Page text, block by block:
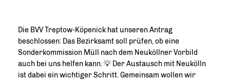
Die BVV Treptow-Köpenick hat unseren Antrag
beschlossen: Das Bezirksamt soll prüfen, ob eine
Sonderkommission Müll nach dem Neuköllner Vorbild
auch bei uns helfen kann. 💡 Der Austausch mit Neukölln
ist dabei ein wichtiger Schritt. Gemeinsam wollen wir